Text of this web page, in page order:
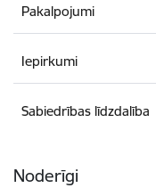
Pakalpojumi
Iepirkumi
Sabiedrības līdzdalība
Noderīgi